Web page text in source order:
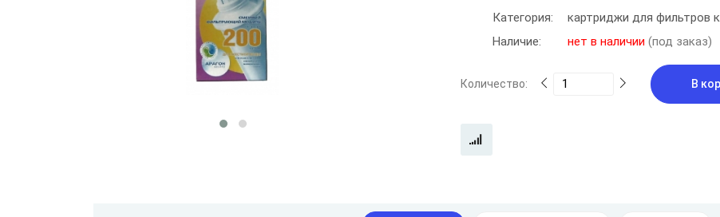
Категория:
картриджи для фильтров
Наличие:
нет в наличии (под заказ)
Количество: В